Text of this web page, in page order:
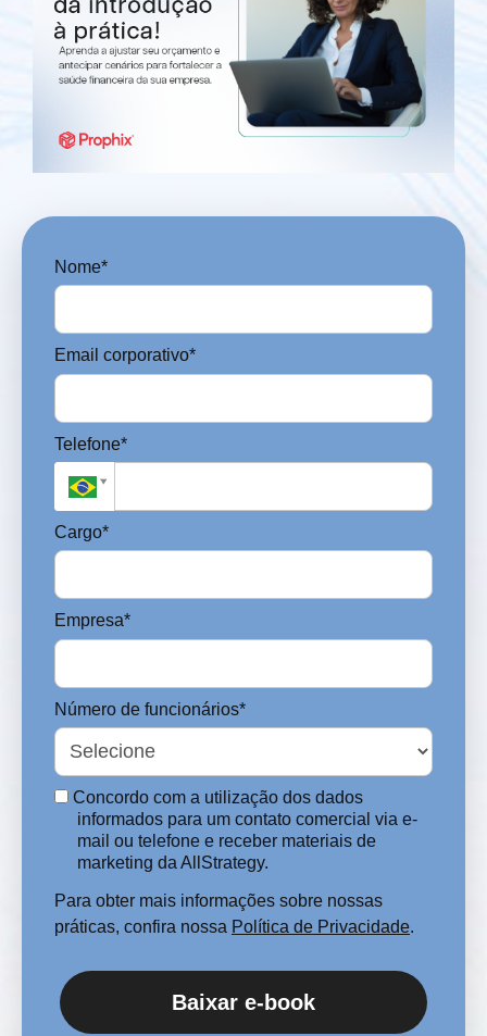
Nome*
Email corporativo*
Telefone*
Cargo*
Empresa*
Número de funcionários*
Concordo com a utilização dos dados
informados para um contato comercial via e-
mail ou telefone e receber materiais de
marketing da AllStrategy.
Para obter mais informações sobre nossas
práticas, confira nossa Política de Privacidade.
Baixar e-book